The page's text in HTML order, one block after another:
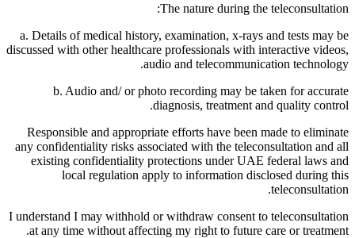
The nature during the teleconsultation:
a. Details of medical history, examination, x-rays and tests may be
discussed with other healthcare professionals with interactive videos,
audio and telecommunication technology.
b. Audio and/ or photo recording may be taken for accurate
diagnosis, treatment and quality control.
Responsible and appropriate efforts have been made to eliminate
any confidentiality risks associated with the teleconsultation and all
existing confidentiality protections under UAE federal laws and
local regulation apply to information disclosed during this
teleconsultation.
I understand I may withhold or withdraw consent to teleconsultation
at any time without affecting my right to future care or treatment.